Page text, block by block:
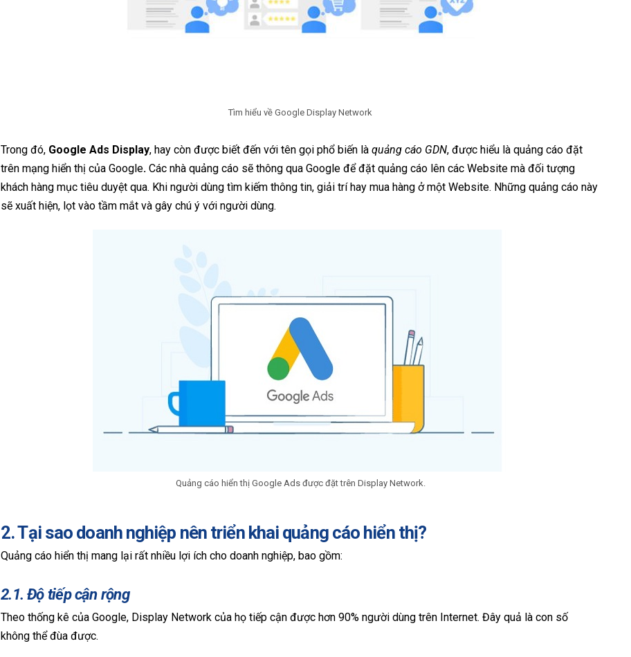
Tìm hiểu về Google Display Network
Trong đó, Google Ads Display, hay còn được biết đến với tên gọi phổ biến làquảng cáo GDN, được hiểu là quảng cáo đặt
trên mạng hiển thị của Google.Các nhà quảng cáo sẽ thông qua Google để đặt quảng cáo lên các Website mà đối tượng
khách hàng mục tiêu duyệt qua. Khi người dùng tìm kiếm thông tin, giải trí hay mua hàng ở một Website. Những quảng cáo này
sẽ xuất hiện, lọt vào tầm mắt và gây chú ý với người dùng.
Quảng cáo hiển thị Google Ads được đặt trên Display Network.
2. Tại sao doanh nghiệp nên triển khai quảng cáo hiển thị?
Quảng cáo hiển thị mang lại rất nhiều lợi ích cho doanh nghiệp, bao gồm:
2.1. Độ tiếp cận rộng
Theo thống kê của Google, Display Network của họ tiếp cận được hơn 90% người dùng trên Internet. Đây quả là con số
không thể đùa được.